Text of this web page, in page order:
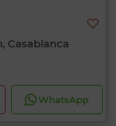
Casablanca
WhatsApp